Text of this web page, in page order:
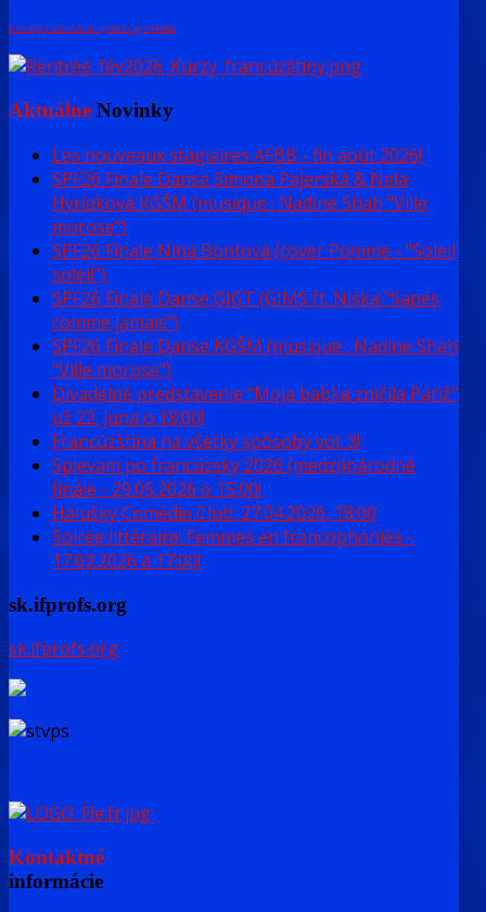
FaLang translation system by Faboba
Aktuálne Novinky
Les nouveaux stagiaires AFBB - fin août 2026!
SPF26 Finale Danse Simona Pajerská & Nela
Hyriaková KGŠM (musique : Nadine Shah "Ville
morose")
SPF26 Finale Nina Bontová (cover Pomme - "Soleil
soleil")
SPF26 Finale Danse GJGT (GIMS ft. Niska "Sapés
comme jamais")
SPF26 Finale Danse KGŠM (musique : Nadine Shah
"Ville morose")
Divadelné predstavenie "Moja babka zničila Pariž"
už 22. júna o 18:00!
Francúzština na všetky spôsoby vol. 3!
Spievam po francúzsky 2026 (medzi)národné
finále - 29.05.2026 o 15:00!
Halušky Comédie Club: 27.04.2026, 18:00
Soirée littéraire: Femmes en francophonies -
17.03.2026 à 17:00!
sk.ifprofs.org
sk.ifprofs.org
Kontaktné
informácie